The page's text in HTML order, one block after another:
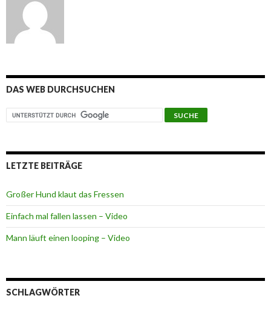
DAS WEB DURCHSUCHEN
LETZTE BEITRÄGE
Großer Hund klaut das Fressen
Einfach mal fallen lassen – Video
Mann läuft einen looping – Video
SCHLAGWÖRTER